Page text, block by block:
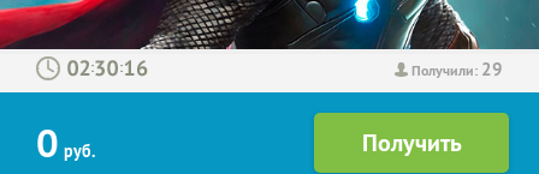
Получили: 29
: :
0 руб.